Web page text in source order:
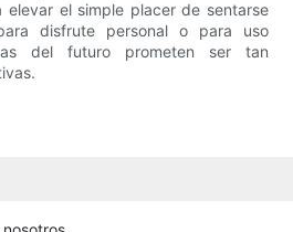
elevar el simple placer de sentarse
disfrute personal o para uso
del futuro prometen ser tan